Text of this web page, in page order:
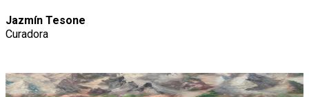
Jazmín Tesone
Curadora